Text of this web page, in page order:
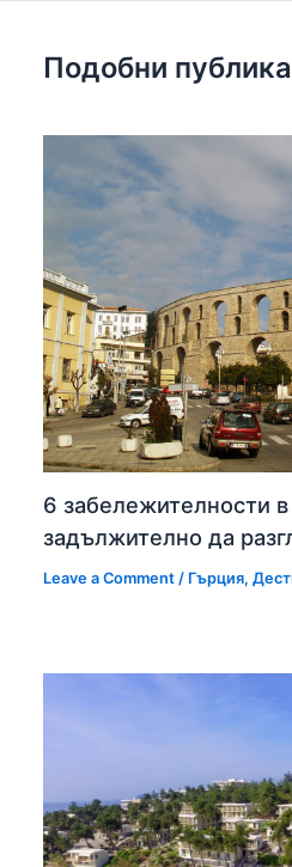
Подобни
6 забележителности
задължително да
Leave a Comment / Гърция,